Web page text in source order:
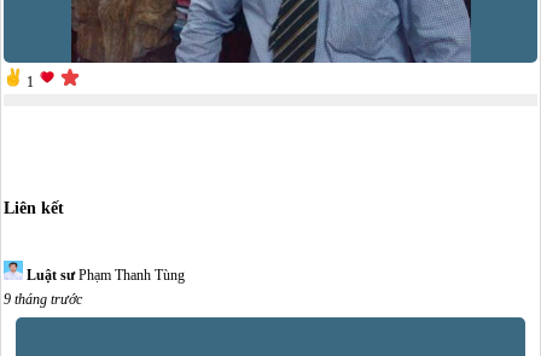
1
Liên kết
Luật sưPhạm Thanh Tùng
9 tháng trước